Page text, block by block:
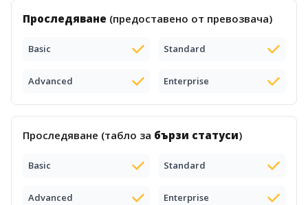
Проследяване (предоставено от превозвача)
Basic Standard
Advanced Enterprise
Проследяване (табло за бързи статуси)
Basic Standard
Advanced Enterprise